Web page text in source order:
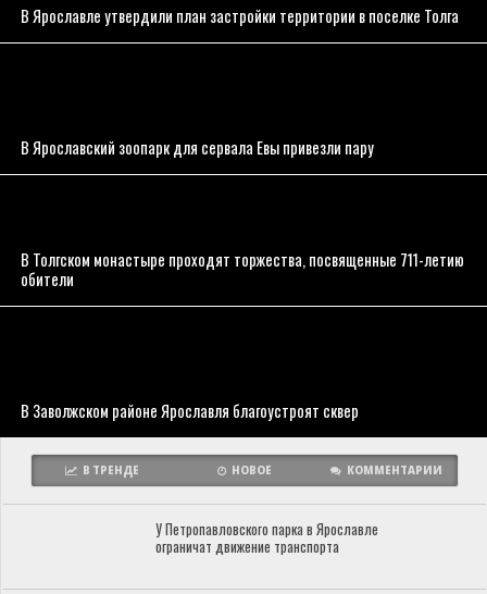
В Ярославле утвердили план застройки территории в поселке Толга
В Ярославский зоопарк для сервала Евы привезли пару
В Толгском монастыре проходят торжества, посвященные 711-летию
обители
В Заволжском районе Ярославля благоустроят сквер
В ТРЕНДЕ НОВОЕ КОММЕНТАРИИ
У Петропавловского парка в Ярославле
ограничат движение транспорта